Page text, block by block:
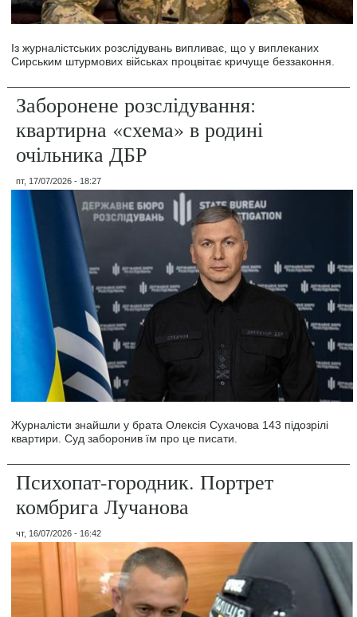
Із журналістських розслідувань випливає, що у виплеканих
Сирським штурмових військах процвітає кричуще беззаконня.
Заборонене розслідування:
квартирна «схема» в родині
очільника ДБР
пт, 17/07/2026 - 18:27
Журналісти знайшли у брата Олексія Сухачова 143 підозрілі
квартири. Суд заборонив їм про це писати.
Психопат-городник. Портрет
комбрига Лучанова
чт, 16/07/2026 - 16:42